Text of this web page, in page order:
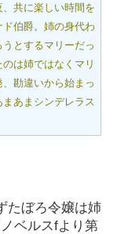
共に楽しい時間を
伯爵。姉の身代わ
とするマリーだっ
は姉ではなくマリ
勘違いから始まっ
あまシンデレラス
たぼろ令嬢は姉
ベルスfより第